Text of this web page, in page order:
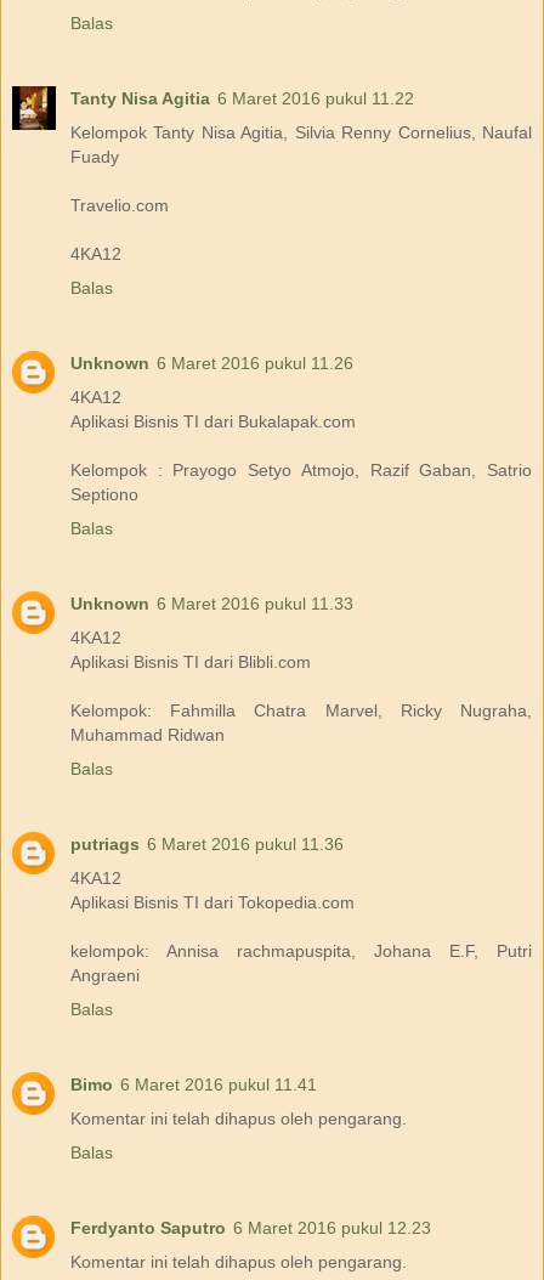
Balas
Tanty Nisa Agitia 6 Maret 2016 pukul 11.22
Kelompok Tanty Nisa Agitia, Silvia Renny Cornelius, Naufal
Fuady
Travelio.com
4KA12
Balas
Unknown 6 Maret 2016 pukul 11.26
4KA12
Aplikasi Bisnis TI dari Bukalapak.com
Kelompok : Prayogo Setyo Atmojo, Razif Gaban, Satrio
Septiono
Balas
Unknown 6 Maret 2016 pukul 11.33
4KA12
Aplikasi Bisnis TI dari Blibli.com
Kelompok: Fahmilla Chatra Marvel, Ricky Nugraha,
Muhammad Ridwan
Balas
putriags 6 Maret 2016 pukul 11.36
4KA12
Aplikasi Bisnis TI dari Tokopedia.com
kelompok: Annisa rachmapuspita, Johana E.F, Putri
Angraeni
Balas
Bimo 6 Maret 2016 pukul 11.41
Komentar ini telah dihapus oleh pengarang.
Balas
Ferdyanto Saputro 6 Maret 2016 pukul 12.23
Komentar ini telah dihapus oleh pengarang.